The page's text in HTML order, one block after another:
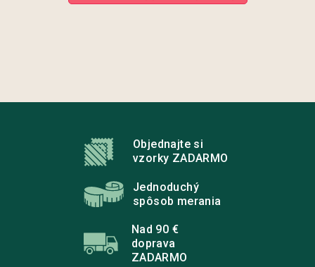
Objednajte si
vzorky ZADARMO
Jednoduchý
spôsob merania
Nad 90 €
doprava
ZADARMO